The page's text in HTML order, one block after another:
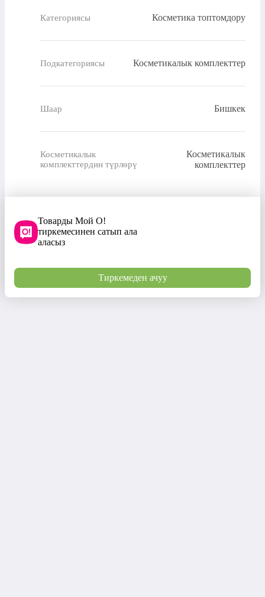
Категориясы Косметика топтомдору
Подкатегориясы Косметикалык комплекттер
Шаар Бишкек
Косметикалык
комплекттердин түрлөрү
Косметикалык
комплекттер
Товарды Мой О!
тиркемесинен сатып ала
аласыз
Тиркемеден ачуу